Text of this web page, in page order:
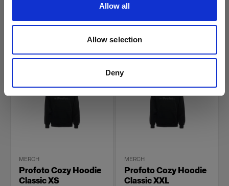
Allow all
Allow selection
Deny
logo Profoto
logo Profoto
45,01 €
MERCH
Profoto Cozy Hoodie
Classic XS
MERCH
Profoto Cozy Hoodie
Classic XXL